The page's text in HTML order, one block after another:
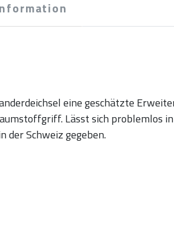
eine geschätzte
Lässt sich problemlos
der Schweiz gegeben.